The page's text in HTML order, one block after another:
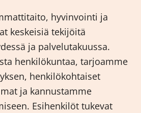
hyvinvointi ja
keskeisiä tekijöitä
ja palvelutakuussa.
henkilökuntaa, tarjoamme
henkilökohtaiset
ja kannustamme
Esihenkilöt tukevat